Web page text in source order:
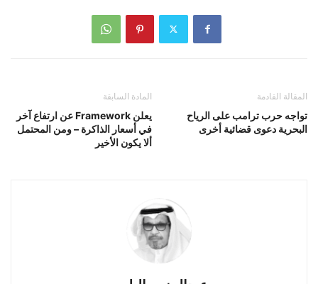
المادة السابقة
يعلن Framework عن ارتفاع آخر
في أسعار الذاكرة – ومن المحتمل
ألا يكون الأخير
المقالة القادمة
تواجه حرب ترامب على الرياح
البحرية دعوى قضائية أخرى